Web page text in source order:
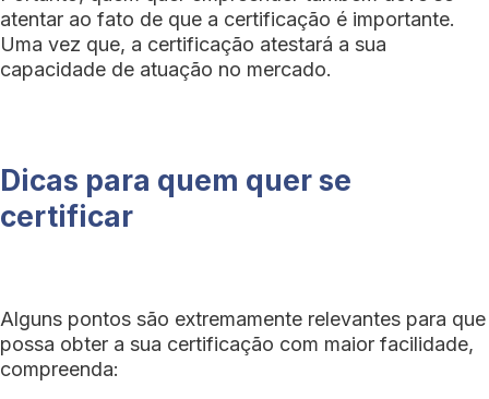
atentar ao fato de que a certificação é importante.
Uma vez que, a certificação atestará a sua
capacidade de atuação no mercado.
Dicas para quem quer se
certificar
Alguns pontos são extremamente relevantes para que
possa obter a sua certificação com maior facilidade,
compreenda: